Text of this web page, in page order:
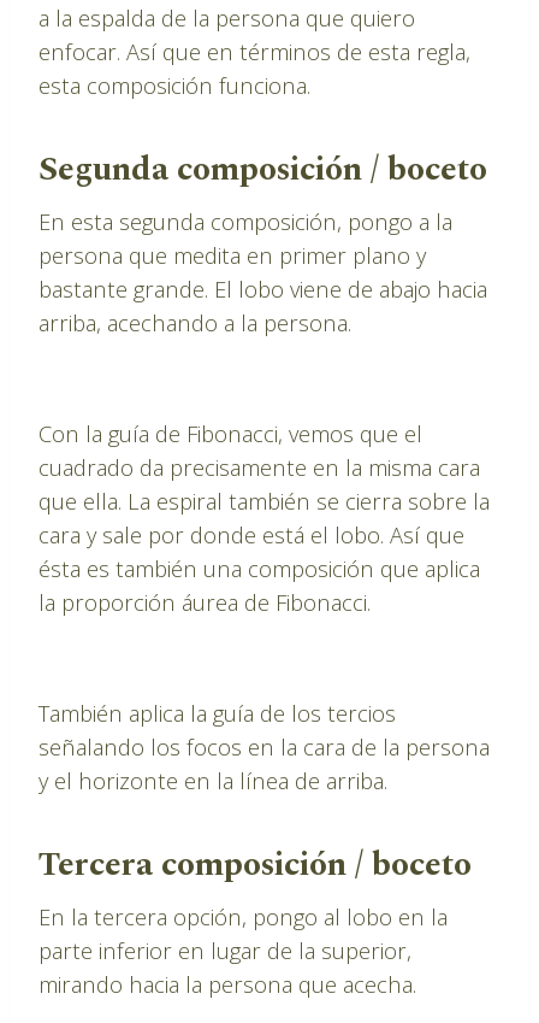
a la espalda de la persona que quiero
enfocar. Así que en términos de esta regla,
esta composición funciona.
Segunda composición / boceto
En esta segunda composición, pongo a la
persona que medita en primer plano y
bastante grande. El lobo viene de abajo hacia
arriba, acechando a la persona.
Con la guía de Fibonacci, vemos que el
cuadrado da precisamente en la misma cara
que ella. La espiral también se cierra sobre la
cara y sale por donde está el lobo. Así que
ésta es también una composición que aplica
la proporción áurea de Fibonacci.
También aplica la guía de los tercios
señalando los focos en la cara de la persona
y el horizonte en la línea de arriba.
Tercera composición / boceto
En la tercera opción, pongo al lobo en la
parte inferior en lugar de la superior,
mirando hacia la persona que acecha.